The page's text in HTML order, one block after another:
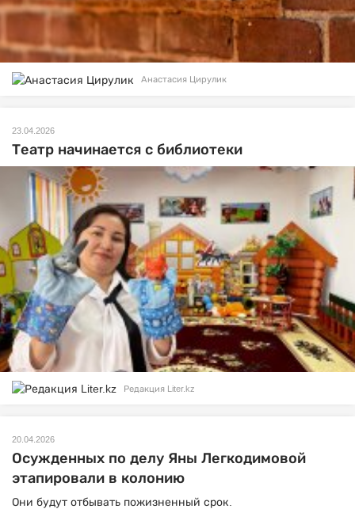
Анастасия Цирулик
23.04.2026
Театр начинается с библиотеки
Редакция Liter.kz
20.04.2026
Осужденных по делу Яны Легкодимовой
этапировали в колонию
Они будут отбывать пожизненный срок.